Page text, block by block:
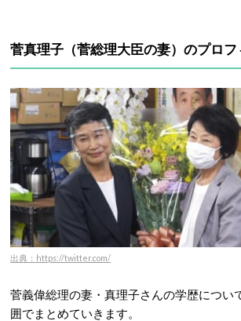
菅真理子（菅総理大臣の妻）のプロ
出典：https://twitter.com/
菅義偉総理の妻・真理子さんの学歴につい
囲でまとめていきます。